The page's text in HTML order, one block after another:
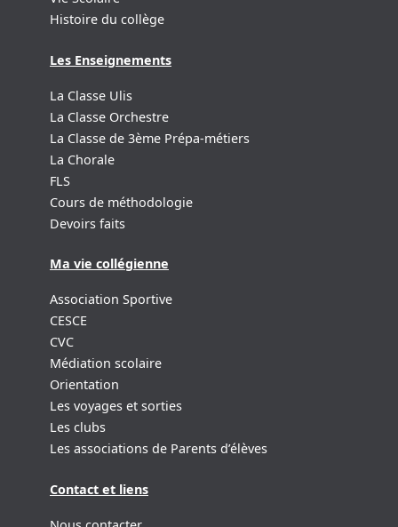
Histoire du collège
Les Enseignements
La Classe Ulis
La Classe Orchestre
La Classe de 3ème Prépa-métiers
La Chorale
FLS
Cours de méthodologie
Devoirs faits
Ma vie collégienne
Association Sportive
CESCE
CVC
Médiation scolaire
Orientation
Les voyages et sorties
Les clubs
Les associations de Parents d’élèves
Contact et liens